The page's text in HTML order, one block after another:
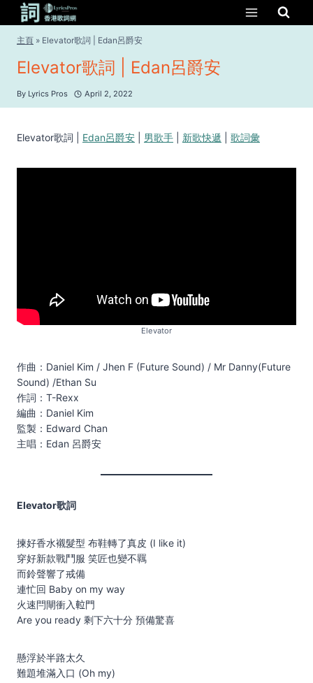
content
主頁 » Elevator歌詞 | Edan呂爵安
Elevator歌詞 | Edan呂爵安
By Lyrics Pros April 2, 2022
Elevator歌詞 | Edan呂爵安 男歌手 新歌快遞 歌詞彙
Elevator
作曲：Daniel Kim / Jhen F (Future Sound) / Mr Danny(Future
Sound) /Ethan Su
作詞：T-Rexx
編曲：Daniel Kim
監製：Edward Chan
主唱：Edan 呂爵安
Elevator歌詞
揀好香水襯髮型 布鞋轉了真皮 (I like it)
穿好新款戰鬥服 笑匠也變不羈
而鈴聲響了戒備
連忙回 Baby on my way
火速閂閘衝入𨋢門
Are you ready 剩下六十分 預備驚喜
懸浮於半路太久
難題堆滿入口 (Oh my)